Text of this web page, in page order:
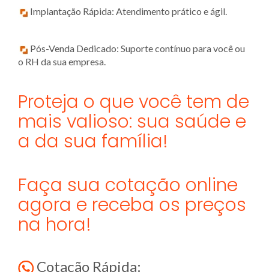
Implantação Rápida: Atendimento prático e ágil.
Pós-Venda Dedicado: Suporte contínuo para você ou
o RH da sua empresa.
Proteja o que você tem de
mais valioso: sua saúde e
a da sua família!
Faça sua cotação online
agora e receba os preços
na hora!
Cotação Rápida: